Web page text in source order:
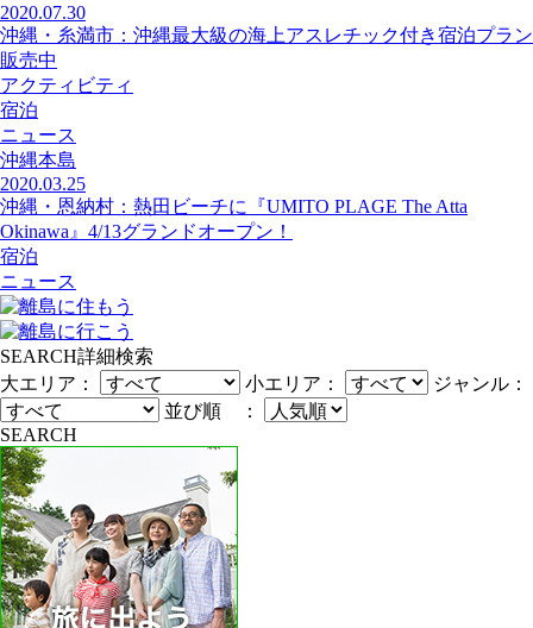
2020.07.30
沖縄・糸満市：沖縄最大級の海上アスレチック付き宿泊プラン
販売中
アクティビティ
宿泊
ニュース
沖縄本島
2020.03.25
沖縄・恩納村：熱田ビーチに『UMITO PLAGE The Atta
Okinawa』4/13グランドオープン！
宿泊
ニュース
SEARCH詳細検索
大エリア：
小エリア：
ジャンル：
並び順 ：
SEARCH